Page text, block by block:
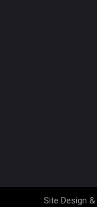
Site Design &